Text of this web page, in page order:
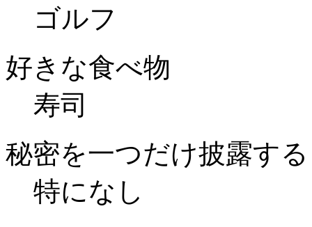
ゴルフ
好きな食べ物
寿司
秘密を一つだけ披露す
特になし